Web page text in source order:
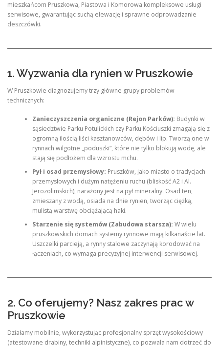
mieszkańcom Pruszkowa, Piastowa i Komorowa kompleksowe usługi
serwisowe, gwarantując suchą elewację i sprawne odprowadzanie
deszczówki.
1. Wyzwania dla rynien w Pruszkowie
W Pruszkowie diagnozujemy trzy główne grupy problemów
technicznych:
Zanieczyszczenia organiczne (Rejon Parków): Budynki w
sąsiedztwie Parku Potulickich czy Parku Kościuszki zmagają się z
ogromną ilością liści kasztanowców, dębów i lip. Tworzą one w
rynnach wilgotne „poduszki”, które nie tylko blokują wodę, ale
stają się podłożem dla wzrostu mchu.
Pył i osad przemysłowy: Pruszków, jako miasto o tradycjach
przemysłowych i dużym natężeniu ruchu (bliskość A2 i Al.
Jerozolimskich), narażony jest na pył mineralny. Osad ten,
zmieszany z wodą, osiada na dnie rynien, tworząc ciężką,
mulistą warstwę obciążającą haki.
Starzenie się systemów (Zabudowa starsza): W wielu
pruszkowskich domach systemy rynnowe mają kilkanaście lat.
Uszczelki parcieją, a rynny stalowe zaczynają korodować na
łączeniach, co wymaga precyzyjnej interwencji serwisowej.
2. Co oferujemy? Nasz zakres prac w
Pruszkowie
Działamy mobilnie, wykorzystując profesjonalny sprzęt wysokościowy
(atestowane drabiny, techniki alpinistyczne), co pozwala nam dotrzeć do